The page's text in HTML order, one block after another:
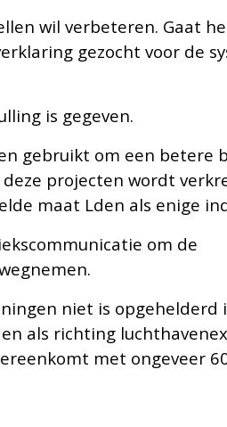
wil verbeteren. Gaat
gezocht voor de
is gegeven.
gebruikt om een betere
projecten wordt
maat Lden als enige
om de
niet is opgehelderd
als richting
met ongeveer